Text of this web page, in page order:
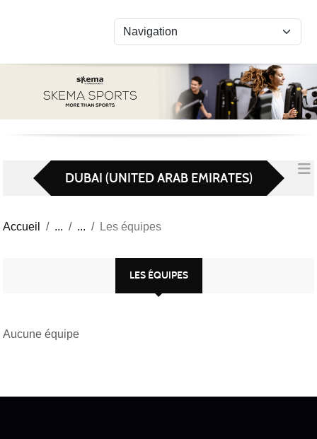
DUBAI (UNITED ARAB EMIRATES)
Accueil Les équipes
LES ÉQUIPES
Aucune équipe